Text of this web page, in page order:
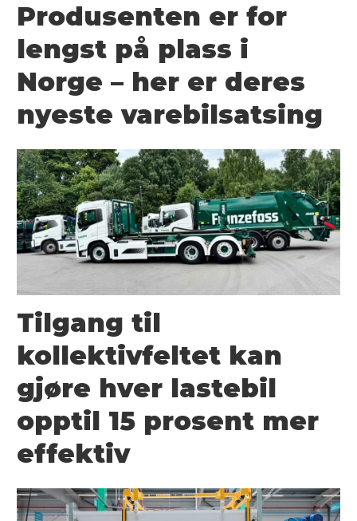
Produsenten er for
lengst på plass i
Norge – her er deres
nyeste varebilsatsing
Tilgang til
kollektivfeltet kan
gjøre hver lastebil
opptil 15 prosent mer
effektiv